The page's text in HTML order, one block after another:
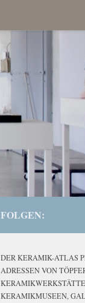
FOLGEN:
DER KERAMIK-ATLAS
ADRESSEN VON
KERAMIKMUSEEN,